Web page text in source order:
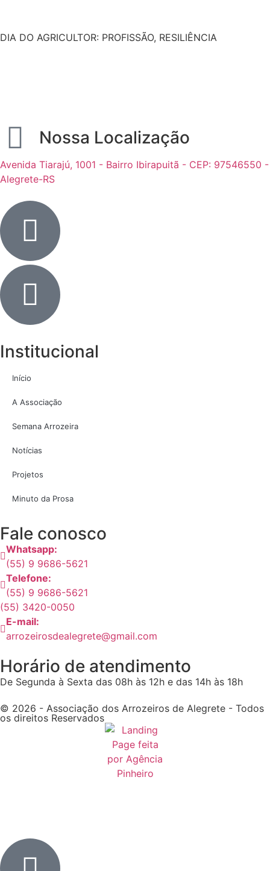
DIA DO AGRICULTOR: PROFISSÃO, RESILIÊNCIA
Nossa Localização
Avenida Tiarajú, 1001 - Bairro Ibirapuitã - CEP: 97546550 -
Alegrete-RS
Institucional
Início
A Associação
Semana Arrozeira
Notícias
Projetos
Minuto da Prosa
Fale conosco
Whatsapp:
(55) 9 9686-5621
Telefone:
(55) 9 9686-5621
(55) 3420-0050
E-mail:
arrozeirosdealegrete@gmail.com
Horário de atendimento
De Segunda à Sexta das 08h às 12h e das 14h às 18h
© 2026 - Associação dos Arrozeiros de Alegrete - Todos
os direitos Reservados